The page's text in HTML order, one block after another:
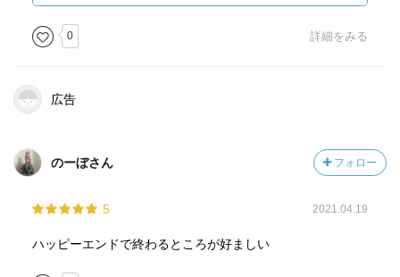
しまうかというところが主眼。事件はけっこうどうでもよ
くってただただ登場人物たちの言動とドタバタを楽しんで
いればいいんじゃないでしょうか。とはいうもののミステ
るのがたいしたものかと。
【世界観】われわれの世界とほぼ同じだがユーモアミステ
がいる。ただ一般には知られていないようだ。この世界で
は魔法は決め手になり得ないが事件を解決するきっかけく
らいにはなる。多くは犯人が誰かという確信を持つために
【八王子】舞台。「欲望渦巻く大都会」、「東京第二の都
0 詳細をみる
広告
のーぼさん フォロー
5 2021.04.19
ハッピーエンドで終わるところが好ましい